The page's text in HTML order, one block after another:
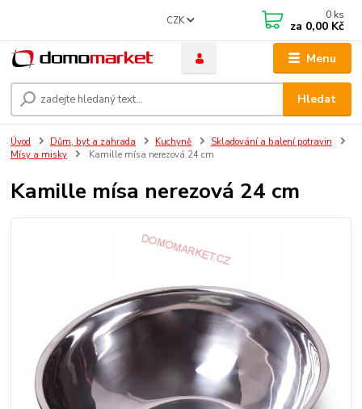
Menu
CZK
Hledat
0 ks
za 0,00 Kč
Úvod Dům, byt a zahrada Kuchyně
Skladování a balení potravin
Mísy a misky
Kamille mísa nerezová 24 cm
Kamille mísa nerezová 24 cm